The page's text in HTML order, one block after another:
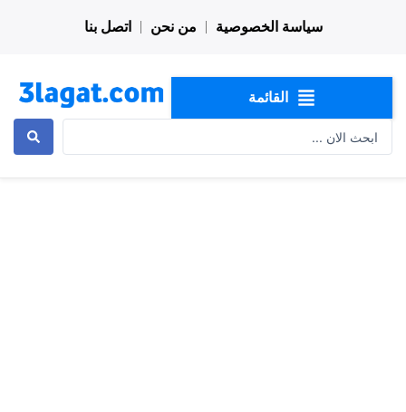
سياسة الخصوصية من نحن اتصل بنا
القائمة